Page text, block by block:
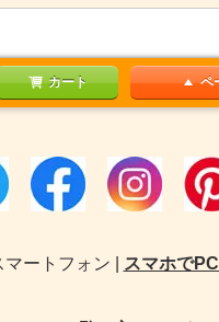
カート ペ
ートフォン | スマホで